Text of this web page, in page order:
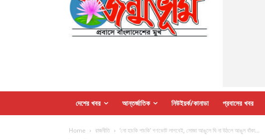
দেশের খবর আন্তর্জাতিক নিউইয়র্ক/কানাডা প্রবাসের খবর
Home রাজনীতি ‘নো হাংকি পাংকি’ গণভোট লাগবেই, সোজা আঙুলে ঘি না উঠলে আঙুল বাঁকা...